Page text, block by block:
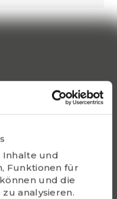
Inhalte und
Funktionen für
und die
analysieren.